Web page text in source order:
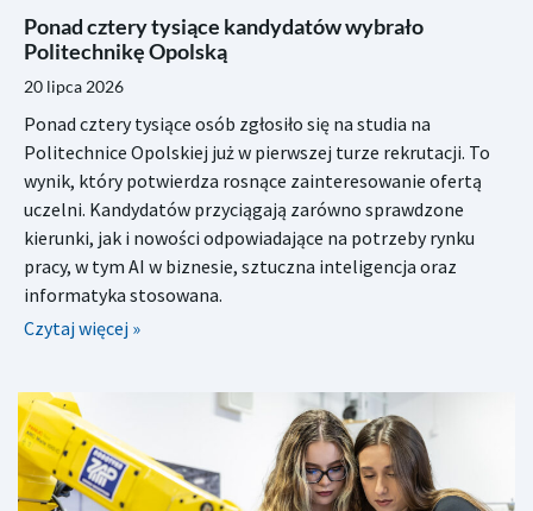
Ponad cztery tysiące kandydatów wybrało
Politechnikę Opolską
20 lipca 2026
Ponad cztery tysiące osób zgłosiło się na studia na
Politechnice Opolskiej już w pierwszej turze rekrutacji. To
wynik, który potwierdza rosnące zainteresowanie ofertą
uczelni. Kandydatów przyciągają zarówno sprawdzone
kierunki, jak i nowości odpowiadające na potrzeby rynku
pracy, w tym AI w biznesie, sztuczna inteligencja oraz
informatyka stosowana.
Czytaj więcej »